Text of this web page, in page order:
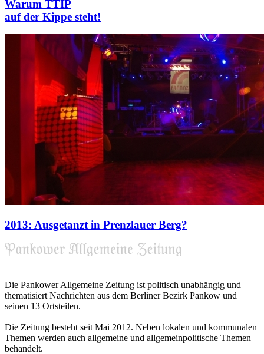
Warum TTIP
auf der Kippe steht!
2013: Ausgetanzt in Prenzlauer Berg?
Die Pankower Allgemeine Zeitung ist politisch unabhängig und
thematisiert Nachrichten aus dem Berliner Bezirk Pankow und
seinen 13 Ortsteilen.
Die Zeitung besteht seit Mai 2012. Neben lokalen und kommunalen
Themen werden auch allgemeine und allgemeinpolitische Themen
behandelt.